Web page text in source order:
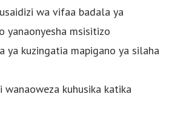
wa vifaa badala ya
yanaonyesha msisitizo
ya kuzingatia mapigano ya silaha
kuhusika katika